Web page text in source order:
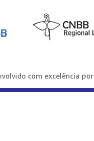
com excelência por